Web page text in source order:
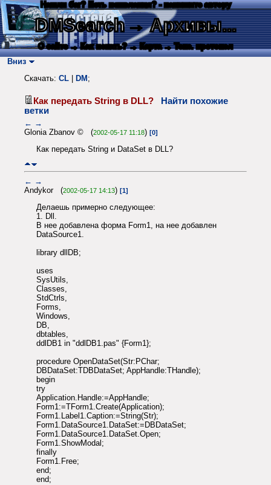
Нашли баг? Есть пожелания? - напишите автору
DMSearch→ Архивы...
О сайте → Как искать? → Карта → Текс. протокол
Вниз
Скачать: CL DM ;
Как передать String в DLL?
Найти похожие
ветки
← →
Glonia Zbanov © (2002-05-17 11:18) [0]
Как передать String и DataSet в DLL?
← →
Andykor (2002-05-17 14:13) [1]
Делаешь примерно следующее:
1. Dll.
В нее добавлена форма Form1, на нее добавлен
DataSource1.
library dllDB;
uses
SysUtils,
Classes,
StdCtrls,
Forms,
Windows,
DB,
dbtables,
ddlDB1 in "ddlDB1.pas" {Form1};
procedure OpenDataSet(Str:PChar;
DBDataSet:TDBDataSet; AppHandle:THandle);
begin
try
Application.Handle:=AppHandle;
Form1:=TForm1.Create(Application);
Form1.Label1.Caption:=String(Str);
Form1.DataSource1.DataSet:=DBDataSet;
Form1.DataSource1.DataSet.Open;
Form1.ShowModal;
finally
Form1.Free;
end;
end;